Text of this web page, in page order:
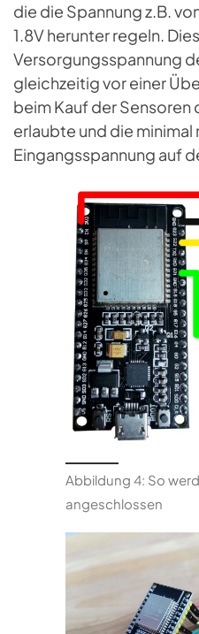
die die Spannung z.B.
1.8V herunter regeln.
Versorgungsspannung
gleichzeitig vor einer
beim Kauf der Sensoren
erlaubte und die minimal
Eingangsspannung auf
Abbildung 4: So
angeschlossen